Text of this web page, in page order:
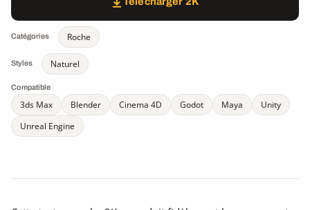
Catégories Roche
Styles Naturel
Compatible
3ds Max Blender Cinema 4D Godot Maya
Unity
Unreal Engine